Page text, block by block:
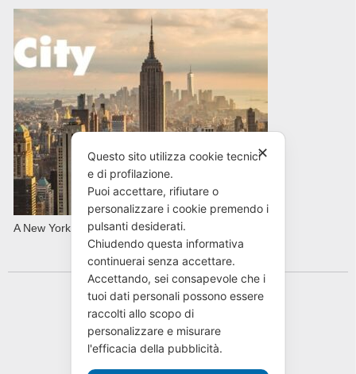
A New York con AVIS in primavera
✕
Questo sito utilizza cookie tecnici
e di profilazione.
Puoi accettare, rifiutare o
personalizzare i cookie premendo i
pulsanti desiderati.
Chiudendo questa informativa
continuerai senza accettare.
Accettando, sei consapevole che i
tuoi dati personali possono essere
raccolti allo scopo di
personalizzare e misurare
l'efficacia della pubblicità.